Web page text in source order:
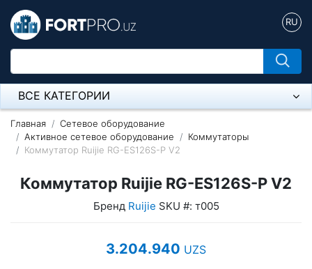
RU
ВСЕ КАТЕГОРИИ
Микрофон
Напольные розетки
Оборудование Mikrotik
Главная
Сетевое оборудование
Активное сетевое оборудование
Коммутаторы
Коммутатор Ruijie RG-ES126S-P V2
Коммутатор Ruijie RG-ES126S-P V2
Бренд Ruijie SKU #: т005
3.204.940 UZS